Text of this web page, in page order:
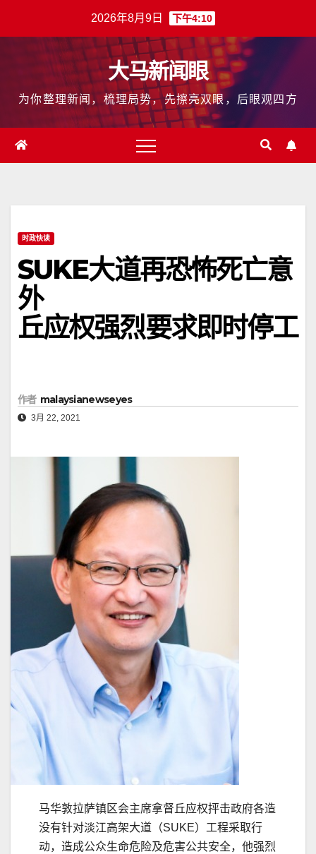
2026年8月9日 下午4:10
大马新闻眼
为你整理新闻，梳理局势，先擦亮双眼，后眼观四方
时政快读
SUKE大道再恐怖死亡意
外
丘应权强烈要求即时停工
作者 malaysianewseyes
3月 22, 2021
马华敦拉萨镇区会主席拿督丘应权抨击政府各造
没有针对淡江高架大道（SUKE）工程采取行
动，造成公众生命危险及危害公共安全，他强烈